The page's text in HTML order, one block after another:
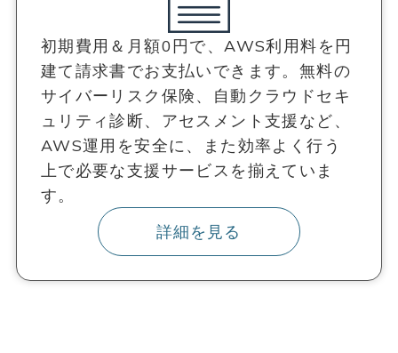
初期費用＆月額0円で、AWS利用料を円
建て請求書でお支払いできます。無料の
サイバーリスク保険、自動クラウドセキ
ュリティ診断、アセスメント支援など、
AWS運用を安全に、また効率よく行う
上で必要な支援サービスを揃えていま
す。
詳細を見る